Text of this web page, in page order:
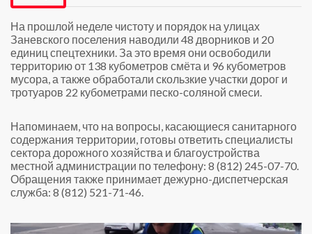
На прошлой неделе чистоту и порядок на улицах
Заневского поселения наводили 48 дворников и 20
единиц спецтехники. За это время они освободили
территорию от 138 кубометров смёта и 96 кубометров
мусора, а также обработали скользкие участки дорог и
тротуаров 22 кубометрами песко-соляной смеси.
Напоминаем, что на вопросы, касающиеся санитарного
содержания территории, готовы ответить специалисты
сектора дорожного хозяйства и благоустройства
местной администрации по телефону: 8 (812) 245-07-70.
Обращения также принимает дежурно-диспетчерская
служба: 8 (812) 521-71-46.